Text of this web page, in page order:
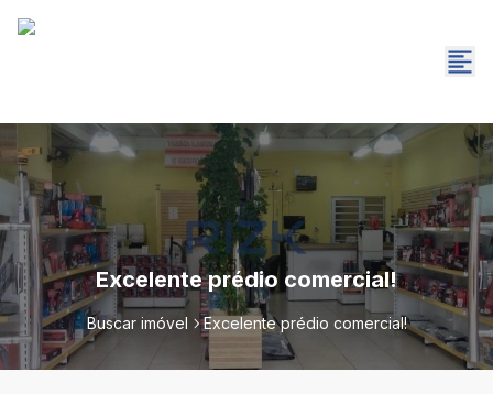
Excelente prédio comercial!
Buscar imóvel Excelente prédio comercial!